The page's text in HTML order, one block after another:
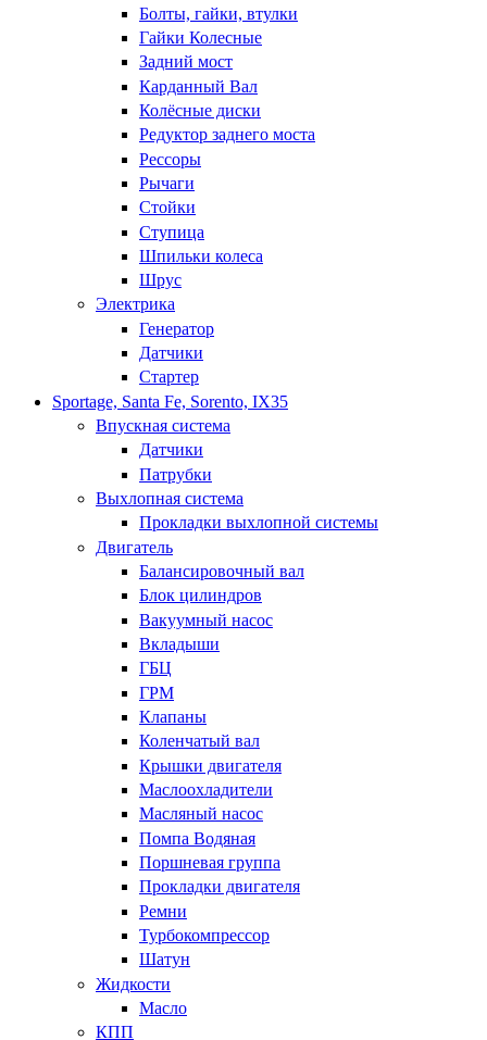
Болты, гайки, втулки
Гайки Колесные
Задний мост
Карданный Вал
Колёсные диски
Редуктор заднего моста
Рессоры
Рычаги
Стойки
Ступица
Шпильки колеса
Шрус
Электрика
Генератор
Датчики
Стартер
Sportage, Santa Fe, Sorento, IX35
Впускная система
Датчики
Патрубки
Выхлопная система
Прокладки выхлопной системы
Двигатель
Балансировочный вал
Блок цилиндров
Вакуумный насос
Вкладыши
ГБЦ
ГРМ
Клапаны
Коленчатый вал
Крышки двигателя
Маслоохладители
Масляный насос
Помпа Водяная
Поршневая группа
Прокладки двигателя
Ремни
Турбокомпрессор
Шатун
Жидкости
Масло
КПП